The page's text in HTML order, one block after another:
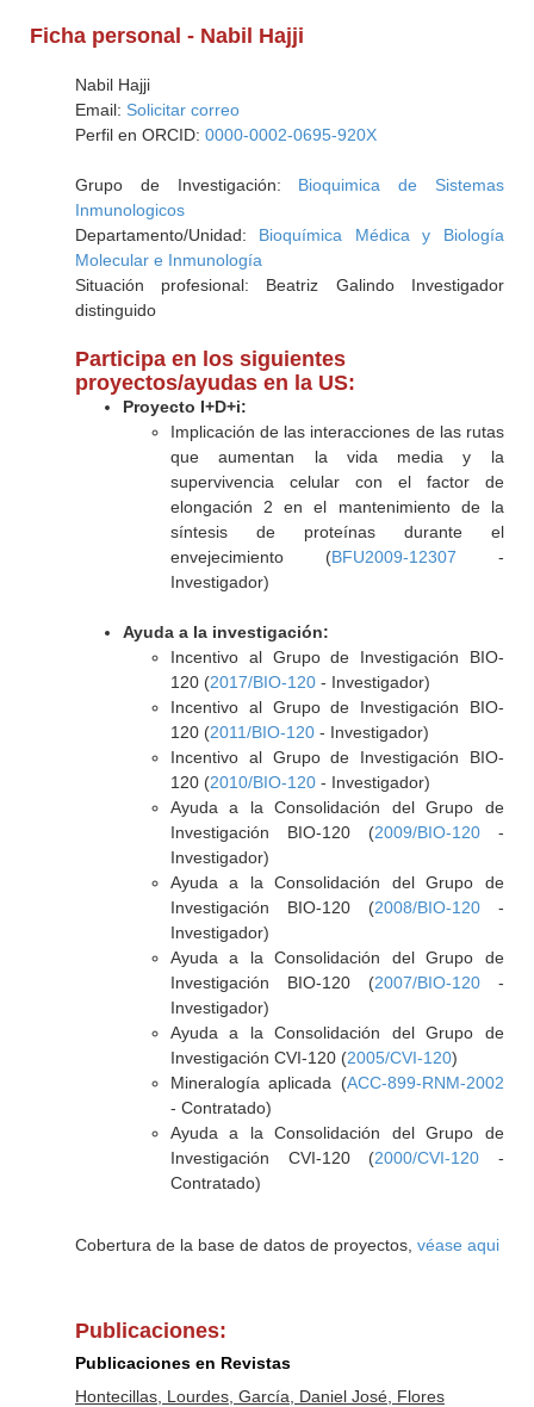
Ficha personal - Nabil Hajji
Nabil Hajji
Email: Solicitar correo
Perfil en ORCID: 0000-0002-0695-920X
Grupo de Investigación: Bioquimica de Sistemas
Inmunologicos
Departamento/Unidad: Bioquímica Médica y Biología
Molecular e Inmunología
Situación profesional: Beatriz Galindo Investigador
distinguido
Participa en los siguientes
proyectos/ayudas en la US:
Proyecto I+D+i:
Implicación de las interacciones de las rutas
que aumentan la vida media y la
supervivencia celular con el factor de
elongación 2 en el mantenimiento de la
síntesis de proteínas durante el
envejecimiento (BFU2009-12307 -
Investigador)
Ayuda a la investigación:
Incentivo al Grupo de Investigación BIO-
120 (2017/BIO-120- Investigador)
Incentivo al Grupo de Investigación BIO-
120 (2011/BIO-120- Investigador)
Incentivo al Grupo de Investigación BIO-
120 (2010/BIO-120- Investigador)
Ayuda a la Consolidación del Grupo de
Investigación BIO-120 (2009/BIO-120-
Investigador)
Ayuda a la Consolidación del Grupo de
Investigación BIO-120 (2008/BIO-120-
Investigador)
Ayuda a la Consolidación del Grupo de
Investigación BIO-120 (2007/BIO-120-
Investigador)
Ayuda a la Consolidación del Grupo de
Investigación CVI-120 (2005/CVI-120)
Mineralogía aplicada (ACC-899-RNM-2002
- Contratado)
Ayuda a la Consolidación del Grupo de
Investigación CVI-120 (2000/CVI-120 -
Contratado)
Cobertura de la base de datos de proyectos, véase aqui
Publicaciones:
Publicaciones en Revistas
Hontecillas, Lourdes, García, Daniel José, Flores